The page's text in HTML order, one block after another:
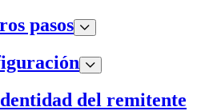
pasos
del remitente